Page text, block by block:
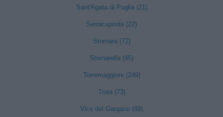
Sant'Agata di Puglia (21)
Serracapriola (22)
Stornara (72)
Stornarella (45)
Torremaggiore (249)
Troia (73)
Vico del Gargano (89)